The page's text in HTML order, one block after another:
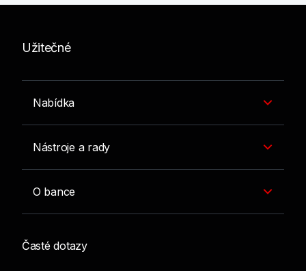
Užitečné
Nabídka
Nástroje a rady
O bance
Časté dotazy